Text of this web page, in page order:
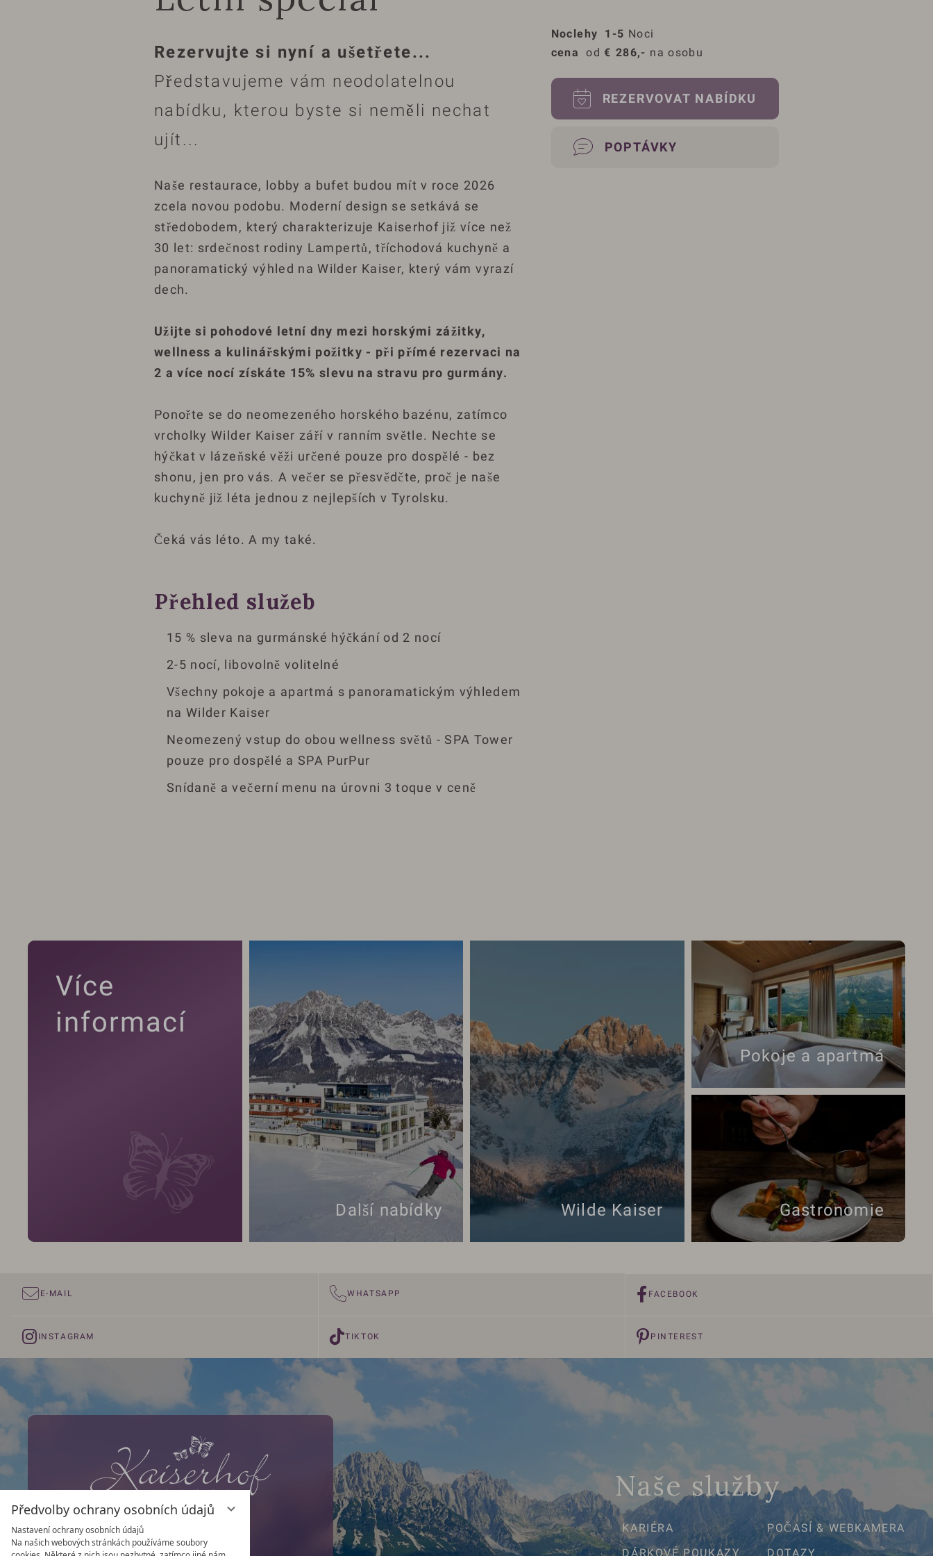
Předvolby ochrany osobních údajů
Nastavení ochrany osobních údajů
Na našich webových stránkách používáme soubory
Rezervujte si nyní a ušetřete...
Představujeme vám neodolatelnou
nabídku, kterou byste si neměli nechat
ujít...
Naše restaurace, lobby a bufet budou mít v roce 2026
zcela novou podobu. Moderní design se setkává se
středobodem, který charakterizuje Kaiserhof již více než
30 let: srdečnost rodiny Lampertů, tříchodová kuchyně a
panoramatický výhled na Wilder Kaiser, který vám vyrazí
dech.
Užijte si pohodové letní dny mezi horskými zážitky,
wellness a kulinářskými požitky - při přímé rezervaci na
2 a více nocí získáte 15% slevu na stravu pro gurmány.
Ponořte se do neomezeného horského bazénu, zatímco
vrcholky Wilder Kaiser září v ranním světle. Nechte se
hýčkat v lázeňské věži určené pouze pro dospělé - bez
shonu, jen pro vás. A večer se přesvědčte, proč je naše
kuchyně již léta jednou z nejlepších v Tyrolsku.
Čeká vás léto. A my také.
Přehled služeb
15 % sleva na gurmánské hýčkání od 2 nocí
2-5 nocí, libovolně volitelné
Všechny pokoje a apartmá s panoramatickým výhledem
na Wilder Kaiser
Neomezený vstup do obou wellness světů - SPA Tower
pouze pro dospělé a SPA PurPur
Snídaně a večerní menu na úrovni 3 toque v ceně
Noclehy 1-5 Noci
cena
od € 286,- na osobu
REZERVOVAT NABÍDKU
POPTÁVKY
Více
informací
Další nabídky Wilde Kaiser
Pokoje a apartmá
Gastronomie
E-MAIL WHATSAPP FACEBOOK
INSTAGRAM TIKTOK PINTEREST
Rodina Lampert
Naše služby
KARIÉRA
DÁRKOVÉ POUKAZY
POČASÍ & WEBKAMERA
DOTAZY